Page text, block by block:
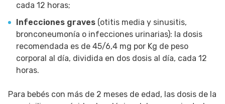
cada 12 horas;
Infecciones graves (otitis media y sinusitis,
bronconeumonía o infecciones urinarias): la dosis
recomendada es de 45/6,4 mg por Kg de peso
corporal al día, dividida en dos dosis al día, cada 12
horas.
Para bebés con más de 2 meses de edad, las dosis de la